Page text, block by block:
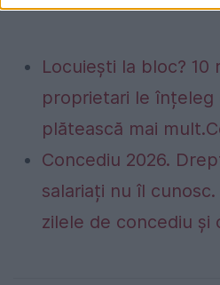
Locuiești la bloc?
proprietari le înțeleg
plătească mai
Concediu 2026.
salariați nu îl
zilele de concediu și